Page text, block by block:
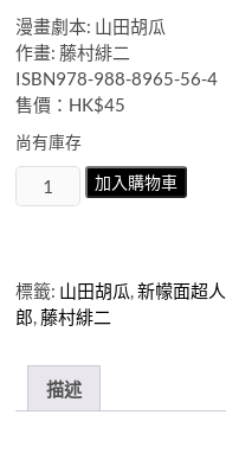
漫畫劇本: 山田胡瓜
作畫: 藤村緋二
ISBN978-988-8965-56-4
售價：HK$45
尚有庫存
正
寧
不
於
世
加入購物車
標籤: 山田胡瓜,新幪面超人
郎,藤村緋二
描述